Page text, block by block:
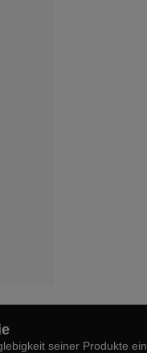
seiner Produkte ein.